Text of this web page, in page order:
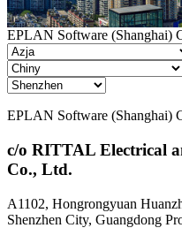
EPLAN Software (Shanghai)
EPLAN Software (Shanghai)
c/o RITTAL Electrical
Co., Ltd.
A1102, Hongrongyuan
Shenzhen City, Guangdong